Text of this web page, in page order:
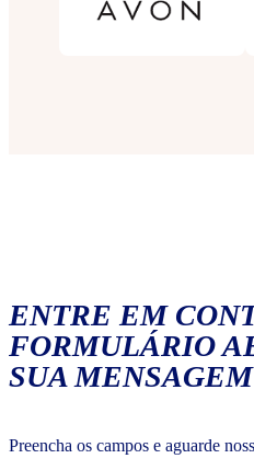
ENTRE EM
FORMULÁRIO
SUA
Preencha os campos e aguarde